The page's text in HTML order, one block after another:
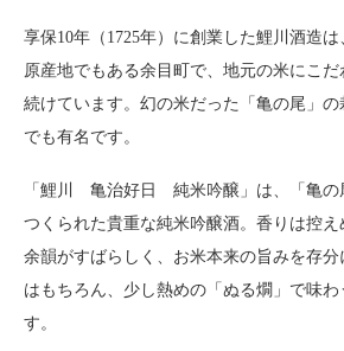
享保10年（1725年）に創業した鯉川酒造
原産地でもある余目町で、地元の米にこ
続けています。幻の米だった「亀の尾」の
でも有名です。
「鯉川 亀治好日 純米吟醸」は、「亀の
つくられた貴重な純米吟醸酒。香りは控
余韻がすばらしく、お米本来の旨みを存
はもちろん、少し熱めの「ぬる燗」で味
す。